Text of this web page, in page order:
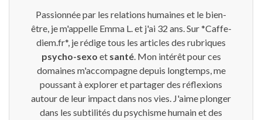
Passionnée par les relations humaines et le bien-
être, je m'appelle Emma L. et j'ai 32 ans. Sur *Caffe-
diem.fr*, je rédige tous les articles des rubriques
psycho-sexo et santé. Mon intérêt pour ces
domaines m'accompagne depuis longtemps, me
poussant à explorer et partager des réflexions
autour de leur impact dans nos vies. J'aime plonger
dans les subtilités du psychisme humain et des